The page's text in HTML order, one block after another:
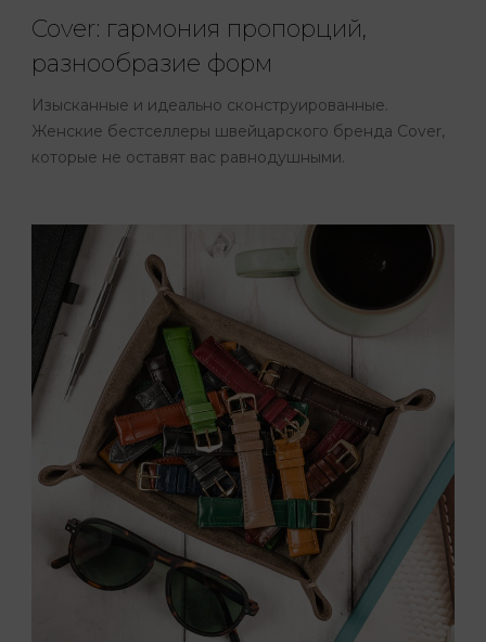
Cover: гармония пропорций,
разнообразие форм
Изысканные и идеально сконструированные.
Женские бестселлеры швейцарского бренда Cover,
которые не оставят вас равнодушными.